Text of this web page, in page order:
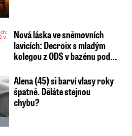
Nová láska ve sněmovních
lavicích: Decroix s mladým
kolegou z ODS v bazénu pod…
Alena (45) si barví vlasy roky
špatně. Děláte stejnou
chybu?